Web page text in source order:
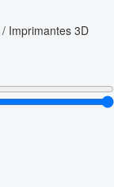
/ Imprimantes 3D